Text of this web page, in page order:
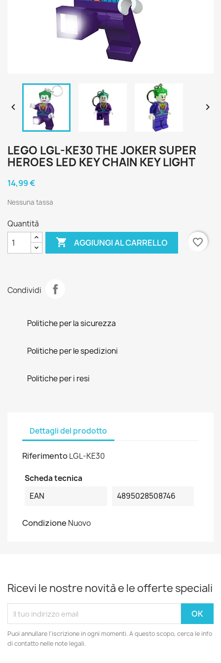
 
LEGO LGL-KE30 THE JOKER SUPER
HEROES LED KEY CHAIN KEY LIGHT
14,99 €
Nessuna tassa
Quantità
 AGGIUNGI AL CARRELLO favorite_border
Condividi
Politiche per la sicurezza
Politiche per le spedizioni
Politiche per i resi
Dettagli del prodotto
RiferimentoLGL-KE30
Scheda tecnica
EAN
4895028508746
Condizione Nuovo
Ricevi le nostre novità e le offerte speciali
Puoi annullare l'iscrizione in ogni momenti. A questo scopo, cerca le info
di contatto nelle note legali.